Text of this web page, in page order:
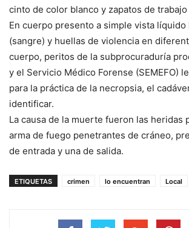
cinto de color blanco y zapatos de
En cuerpo presento a simple vista líquido
(sangre) y huellas de violencia en
cuerpo, peritos de la subprocuraduría
y el Servicio Médico Forense (SEMEFO)
para la práctica de la necropsia, el
identificar.
La causa de la muerte fueron las heridas
arma de fuego penetrantes de cráneo,
de entrada y una de salida.
ETIQUETAS crimen lo encuentran Local